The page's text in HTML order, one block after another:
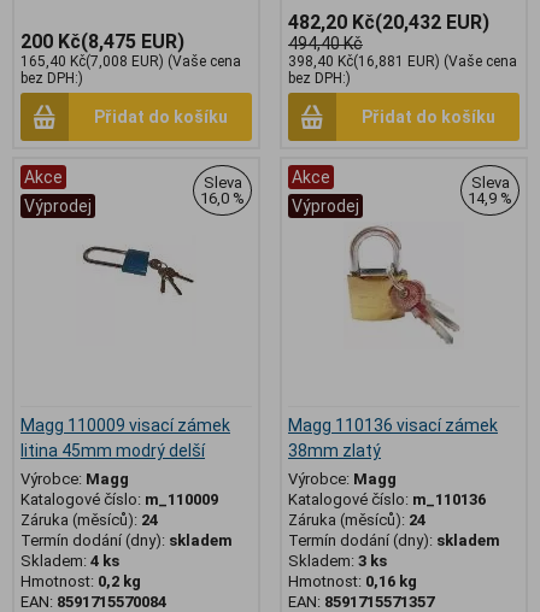
200 Kč(8,475 EUR)
165,40 Kč(7,008 EUR) (Vaše cena
bez DPH:)
Přidat do košíku
482,20 Kč(20,432 EUR)
494,40 Kč
398,40 Kč(16,881 EUR) (Vaše cena
bez DPH:)
Přidat do košíku
Akce
Výprodej
Sleva
16,0 %
Magg 110009 visací zámek
litina 45mm modrý delší
Výrobce: Magg
Katalogové číslo: m_110009
Záruka (měsíců): 24
Termín dodání (dny): skladem
Skladem: 4 ks
Hmotnost: 0,2 kg
EAN: 8591715570084
Akce
Výprodej
Sleva
14,9 %
Magg 110136 visací zámek
38mm zlatý
Výrobce: Magg
Katalogové číslo: m_110136
Záruka (měsíců): 24
Termín dodání (dny): skladem
Skladem: 3 ks
Hmotnost: 0,16 kg
EAN: 8591715571357